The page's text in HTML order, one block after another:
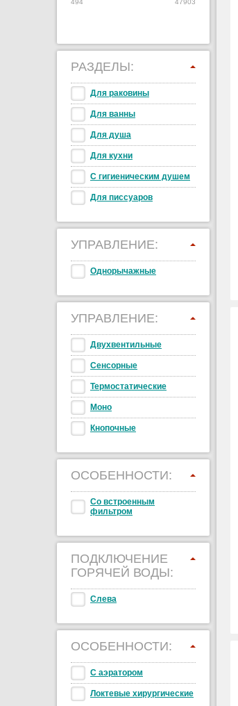
494 47903
РАЗДЕЛЫ:
Для раковины
Для ванны
Для душа
Для кухни
С гигиеническим душем
Для писсуаров
УПРАВЛЕНИЕ:
Однорычажные
УПРАВЛЕНИЕ:
Двухвентильные
Сенсорные
Термостатические
Моно
Кнопочные
ОСОБЕННОСТИ:
Со встроенным
фильтром
ПОДКЛЮЧЕНИЕ
ГОРЯЧЕЙ ВОДЫ:
Слева
ОСОБЕННОСТИ:
С аэратором
Локтевые хирургические